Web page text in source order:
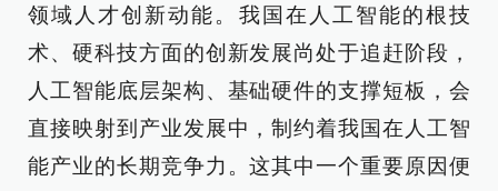
领域人才创新动能。我国在人工智能的根技
术、硬科技方面的创新发展尚处于追赶阶段，
人工智能底层架构、基础硬件的支撑短板，会
直接映射到产业发展中，制约着我国在人工智
能产业的长期竞争力。这其中一个重要原因便